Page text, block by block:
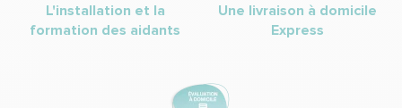
L'installation et la
formation des aidants
Une livraison à domicile
Express